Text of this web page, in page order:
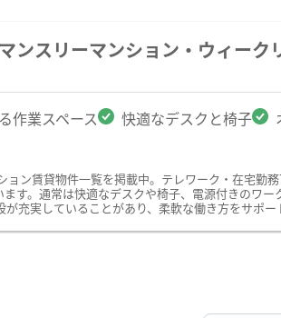
ンスリーマンション・ウィーク
作業スペース 快適なデスクと椅子
ン賃貸物件一覧を掲載中。テレワーク・在宅勤
す。通常は快適なデスクや椅子、電源付きのワ
充実していることがあり、柔軟な働き方をサポー